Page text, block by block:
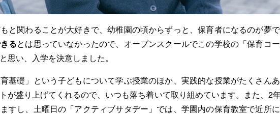
と関わることが大好きで、幼稚園の頃からずっと、保育者になるのが夢で
るとは思っていなかったので、オープンスクールでこの学校の「保育コ
思い、入学を決意しました。
基礎」という子どもについて学ぶ授業のほか、実践的な授業がたくさん
が盛り上げてくれるので、いつも落ち着いて取り組めています。また、2
すし、土曜日の「アクティブサタデー」では、学園内の保育教室で近所